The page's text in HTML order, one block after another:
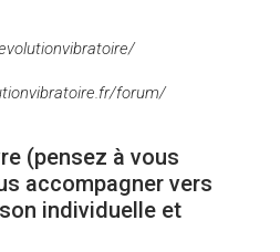
forum/
(pensez à vous
accompagner vers
individuelle et